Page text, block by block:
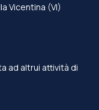
Vicentina (VI)
ad altrui attività di